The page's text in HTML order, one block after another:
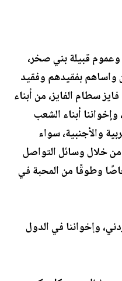
قبيلة بني صخر،
واساهم بفقيدهم وفقيد
سطام الفايز، من أبناء
أبناء الشعب
والأجنبية، سواء
من خلال وسائل التواصل
وطوقًا من المحبة في
وإخواننا في الدول